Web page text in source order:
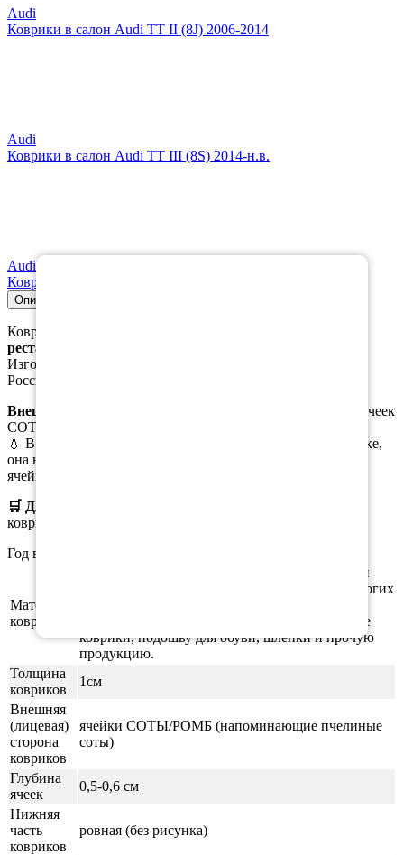
Audi
Коврики в салон Audi TT II (8J) 2006-2014
Audi
Коврики в салон Audi TT III (8S) 2014-н.в.
Audi
Коврик в багажник Audi TT II (8J) 2006-2014
Описание
Коврик в багажник для
рестайлинг
Изготавливается из качественного, плотного материала
Российского производства, который не пропускает воду.
Внешняя часть
коврика выполена в виде ромбовидных ячеек
СОТЫ/РОМБ.
💧 В случае пролива масла или иной жидкости в багажнике,
она не растекается по всему коврику, а задерживается в
ячейках.
🛒 Для заказа
коврика, окантовки.
Год выпуска а/м: 2003, 2004, 2005, 2006
Материал
ковриков
Этиленвинилацетат (ЭВА/ЕВА) - полимерный
материал, который зарекомендовал себя во многих
производят спортивные маты, гимнастические
коврики, подошву для обуви, шлёпки и прочую
продукцию.
Толщина
ковриков
1см
Внешняя
(лицевая)
сторона
ковриков
ячейки СОТЫ/РОМБ (напоминающие пчелиные
соты)
Глубина
ячеек
0,5-0,6 см
Нижняя
часть
ковриков
ровная (без рисунка)